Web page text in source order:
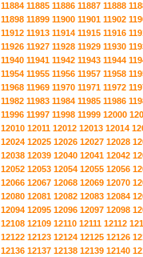
11884 11885 11886 11887 11888
11898 11899 11900 11901 11902
11912 11913 11914 11915 11916
11926 11927 11928 11929 11930
11940 11941 11942 11943 11944
11954 11955 11956 11957 11958
11968 11969 11970 11971 11972
11982 11983 11984 11985 11986
11996 11997 11998 11999 12000
12010 12011 12012 12013 12014
12024 12025 12026 12027 12028
12038 12039 12040 12041 12042
12052 12053 12054 12055 12056
12066 12067 12068 12069 12070
12080 12081 12082 12083 12084
12094 12095 12096 12097 12098
12108 12109 12110 12111 12112
12122 12123 12124 12125 12126
12136 12137 12138 12139 12140